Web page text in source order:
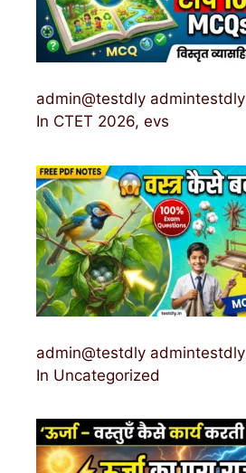
admin@testdly admintestdly
In CTET 2026, evs
admin@testdly admintestdly
In Uncategorized